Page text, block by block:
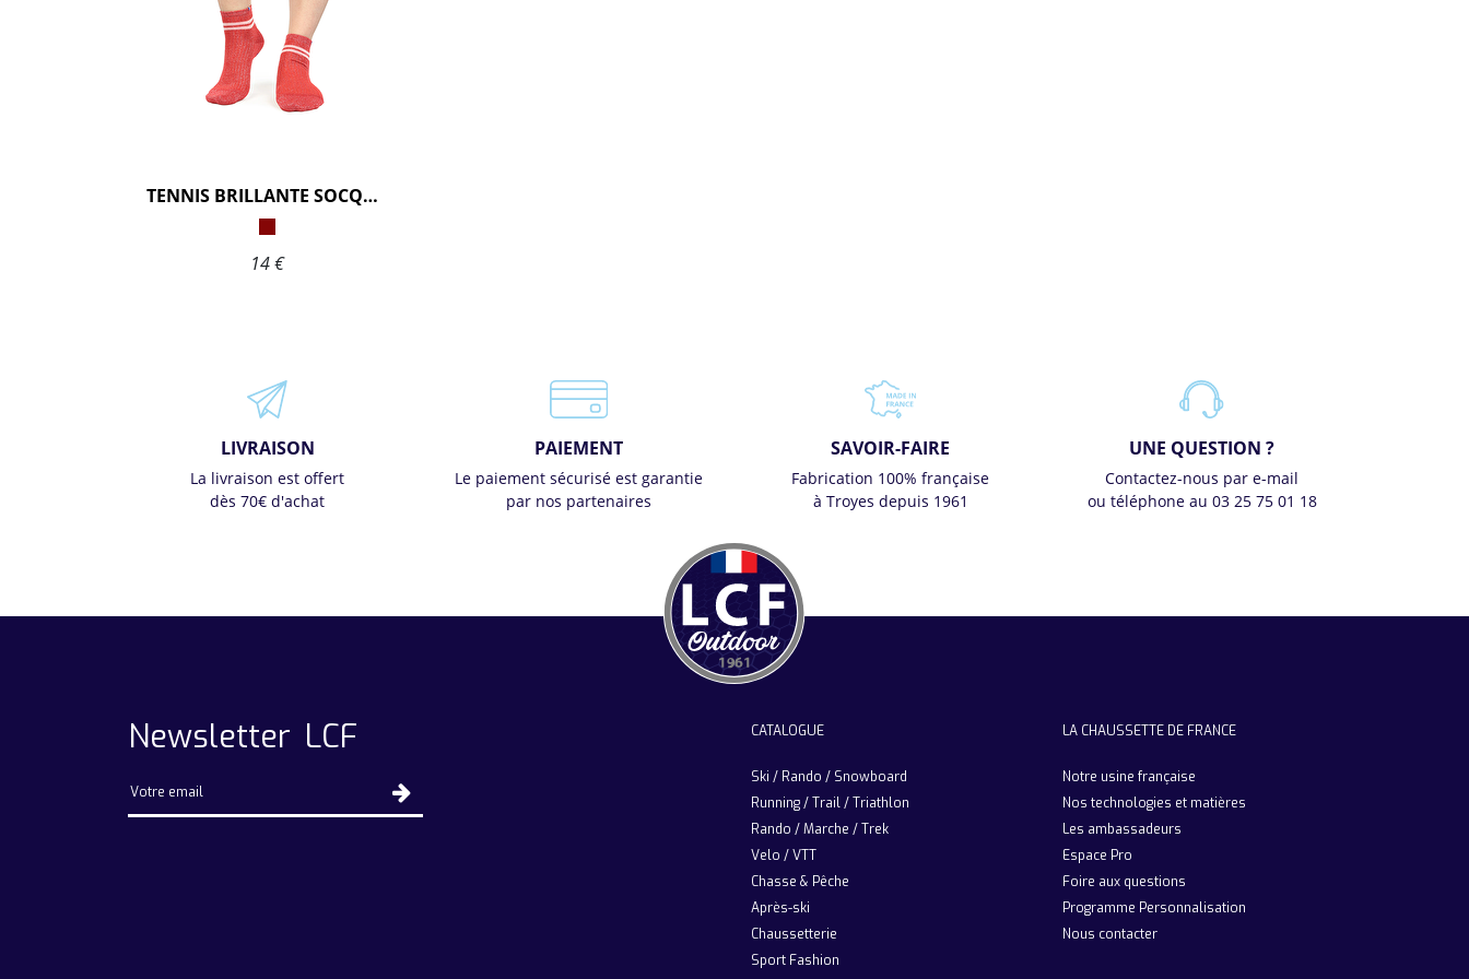
TENNIS BRILLANTE SOCQUETTE
14 €
LIVRAISON
La livraison est offert
dès 70€ d'achat
PAIEMENT
Le paiement sécurisé est garantie
par nos partenaires
SAVOIR-FAIRE
Fabrication 100% française
à Troyes depuis 1961
UNE QUESTION ?
Contactez-nous par e-mail
ou téléphone au 03 25 75 01 18
Newsletter LCF CATALOGUE
Ski / Rando / Snowboard
Running / Trail / Triathlon
Rando / Marche / Trek
Velo / VTT
Chasse & Pêche
Après-ski
Chaussetterie
Sport Fashion
LA CHAUSSETTE DE FRANCE
Notre usine française
Nos technologies et matières
Les ambassadeurs
Espace Pro
Foire aux questions
Programme Personnalisation
Nous contacter